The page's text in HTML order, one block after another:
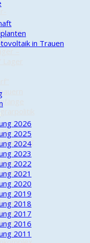
über
–
für
in Trauen
2026
2025
2024
2023
2022
2021
2020
2019
2018
2017
2016
2011